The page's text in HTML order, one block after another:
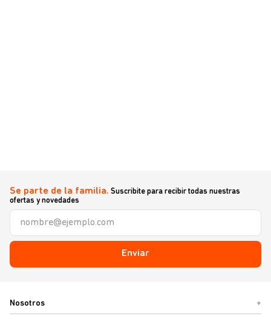
Se parte de la familia. Suscribite para recibir todas nuestras
ofertas y novedades
Enviar
Nosotros +